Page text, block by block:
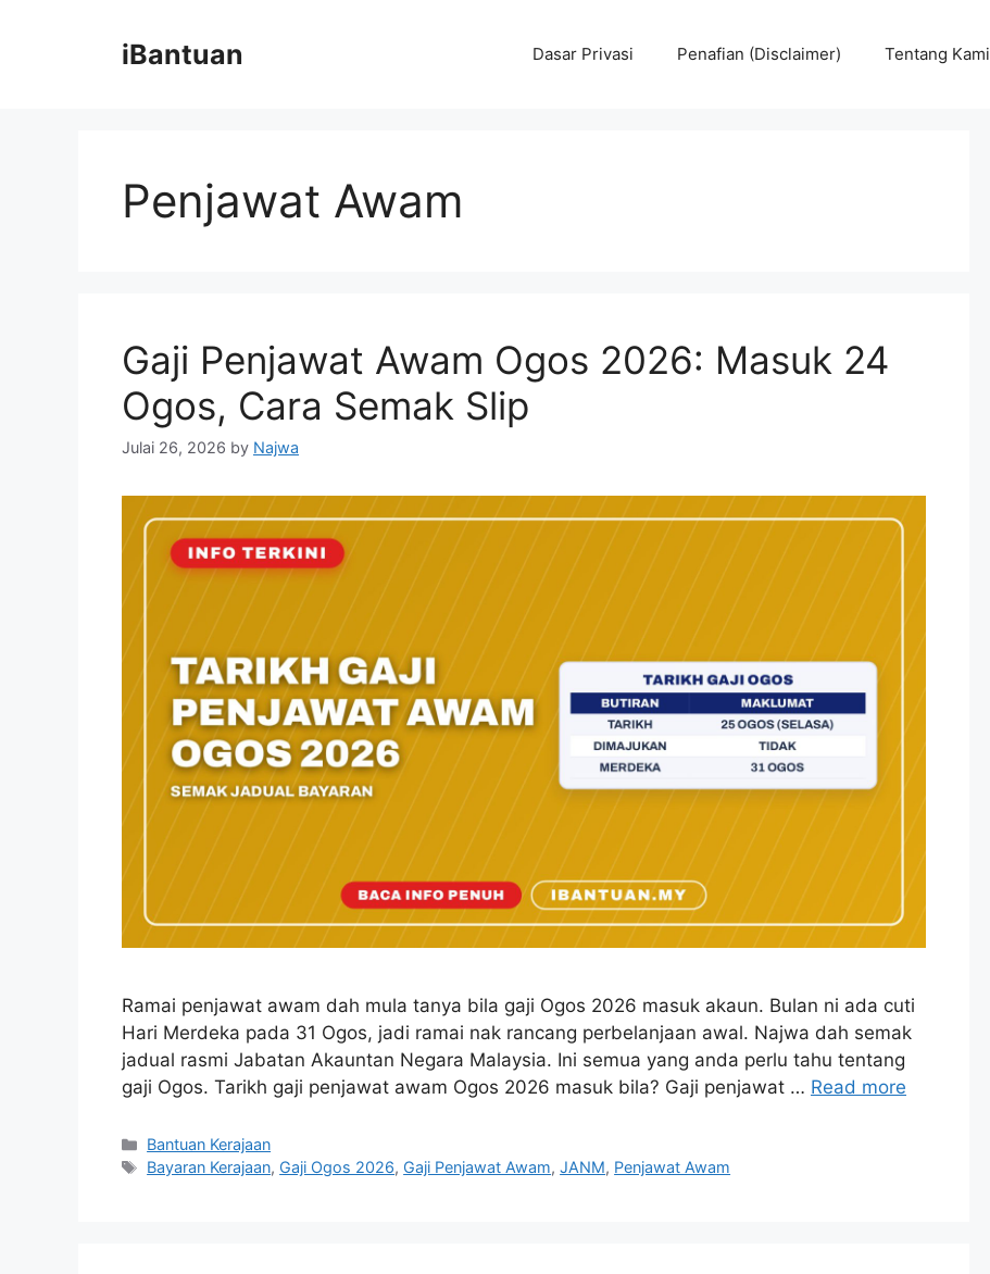
iBantuan Dasar Privasi Penafian (Disclaimer) Tentang Kami
Penjawat Awam
Gaji Penjawat Awam Ogos 2026: Masuk 24
Ogos, Cara Semak Slip
Julai 26, 2026 by Najwa
Ramai penjawat awam dah mula tanya bila gaji Ogos 2026 masuk akaun. Bulan ni ada cuti
Hari Merdeka pada 31 Ogos, jadi ramai nak rancang perbelanjaan awal. Najwa dah semak
jadual rasmi Jabatan Akauntan Negara Malaysia. Ini semua yang anda perlu tahu tentang
gaji Ogos. Tarikh gaji penjawat awam Ogos 2026 masuk bila? Gaji penjawat … Read more
Categories
Bantuan Kerajaan
Tags
Bayaran Kerajaan, Gaji Ogos 2026, Gaji Penjawat Awam,JANM, Penjawat Awam